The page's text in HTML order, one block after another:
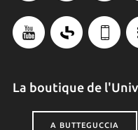
La boutique de
A BUTTEGUCCIA